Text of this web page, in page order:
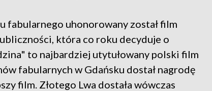
fabularnego uhonorowany został film
która co roku decyduje o
to najbardziej utytułowany polski film
fabularnych w Gdańsku dostał nagrodę
film. Złotego Lwa dostała wówczas